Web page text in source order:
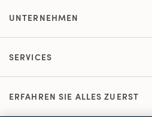
UNTERNEHMEN
SERVICES
ERFAHREN SIE ALLES ZUERST